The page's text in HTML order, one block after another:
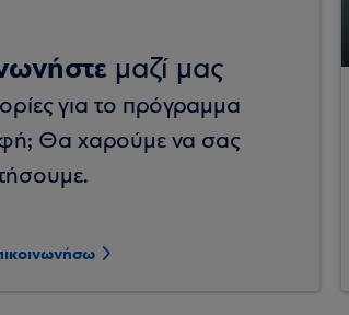
μαζί μας
για το πρόγραμμα
Θα χαρούμε να σας